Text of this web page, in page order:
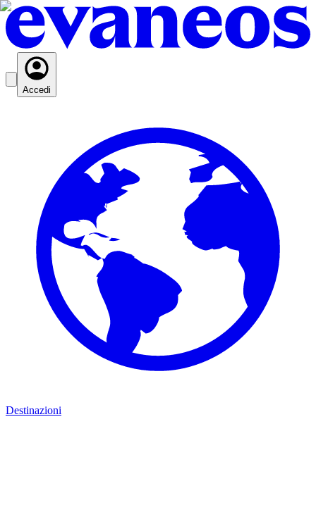
Accedi
Destinazioni